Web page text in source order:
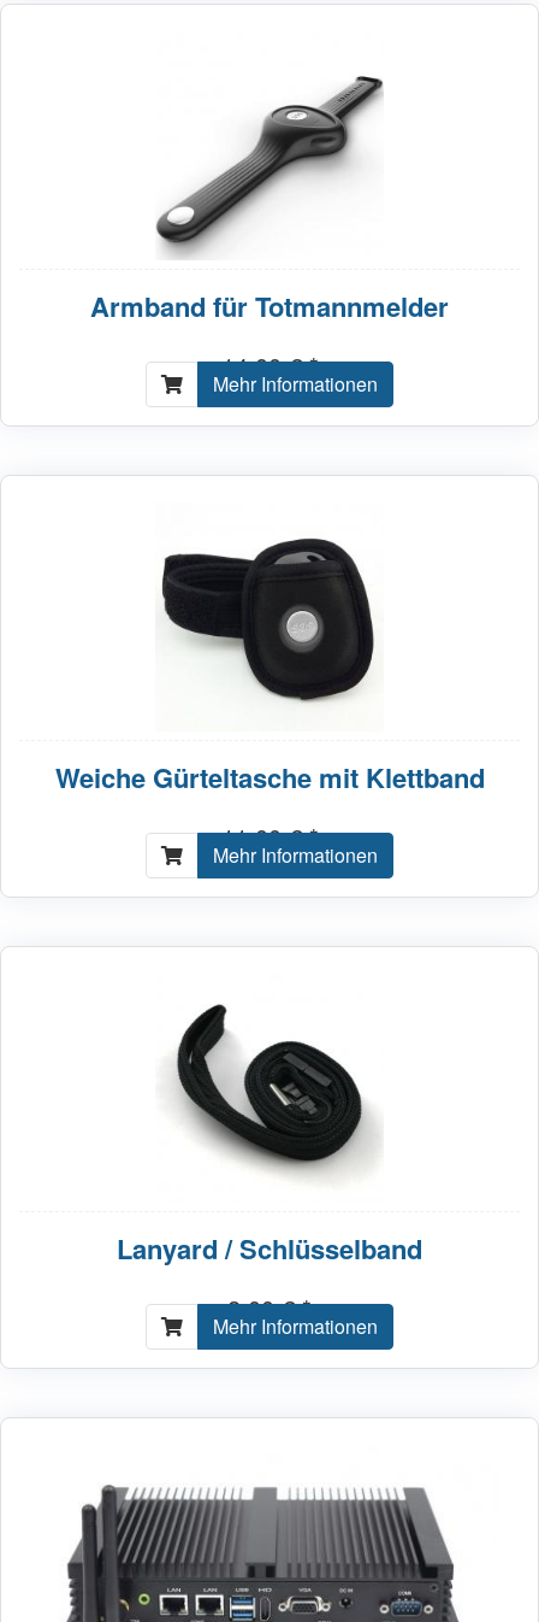
Armband für Totmannmelder
14,00 € *
Mehr Informationen
Weiche Gürteltasche mit Klettband
11,00 € *
Mehr Informationen
Lanyard / Schlüsselband
2,00 € *
Mehr Informationen